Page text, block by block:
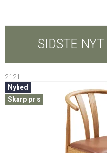
SIDSTE
2121
Nyhed
Skarp pris